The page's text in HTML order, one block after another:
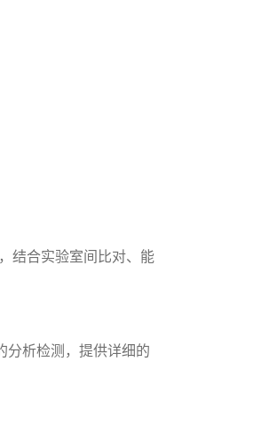
结合实验室间比对、能
析检测，提供详细的